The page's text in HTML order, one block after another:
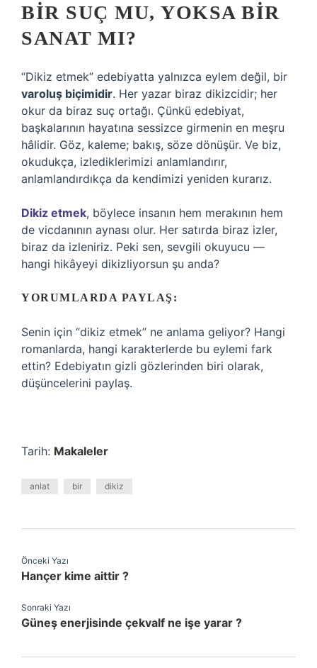
BIR SUÇ MU, YOKSA BIR
SANAT MI?
“Dikiz etmek” edebiyatta yalnızca eylem değil, bir
varoluş biçimidir. Her yazar biraz dikizcidir; her
okur da biraz suç ortağı. Çünkü edebiyat,
başkalarının hayatına sessizce girmenin en meşru
hâlidir. Göz, kaleme; bakış, söze dönüşür. Ve biz,
okudukça, izlediklerimizi anlamlandırır,
anlamlandırdıkça da kendimizi yeniden kurarız.
Dikiz etmek, böylece insanın hem merakının hem
de vicdanının aynası olur. Her satırda biraz izler,
biraz da izleniriz. Peki sen, sevgili okuyucu —
hangi hikâyeyi dikizliyorsun şu anda?
YORUMLARDA PAYLAŞ:
Senin için “dikiz etmek” ne anlama geliyor? Hangi
romanlarda, hangi karakterlerde bu eylemi fark
ettin? Edebiyatın gizli gözlerinden biri olarak,
düşüncelerini paylaş.
Tarih: Makaleler
anlat bir dikiz
Önceki Yazı
Hançer kime aittir ?
Sonraki Yazı
Güneş enerjisinde çekvalf ne işe yarar ?